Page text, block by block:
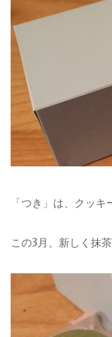
「つき」は、クッ
この3月、新しく抹